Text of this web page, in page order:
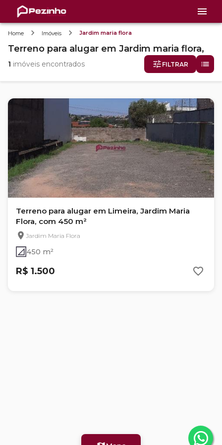
Home Imóveis Jardim maria flora
Terreno para alugar em Jardim maria flora,
1 imóveis encontrados FILTRAR
Terreno para alugar em Limeira, Jardim Maria
Flora, com 450 m²
Jardim Maria Flora
450 m²
R$ 1.500